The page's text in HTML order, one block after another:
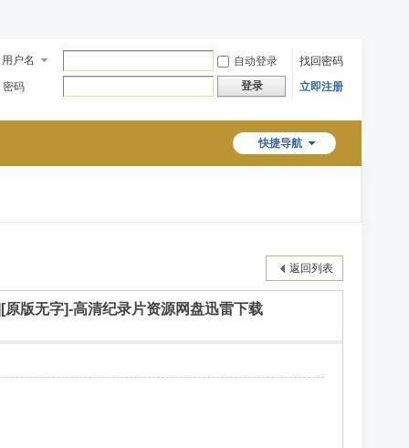
用户名 自动登录
找回密码
密码
登录 立即注册
快捷导航
返回列表
版无字]-高清纪录片资源网盘迅雷下载